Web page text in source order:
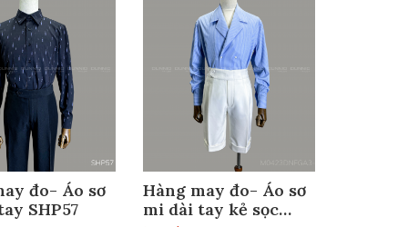
đo- Áo sơ
SHP57
Hàng may đo- Áo sơ
mi dài tay kẻ sọc